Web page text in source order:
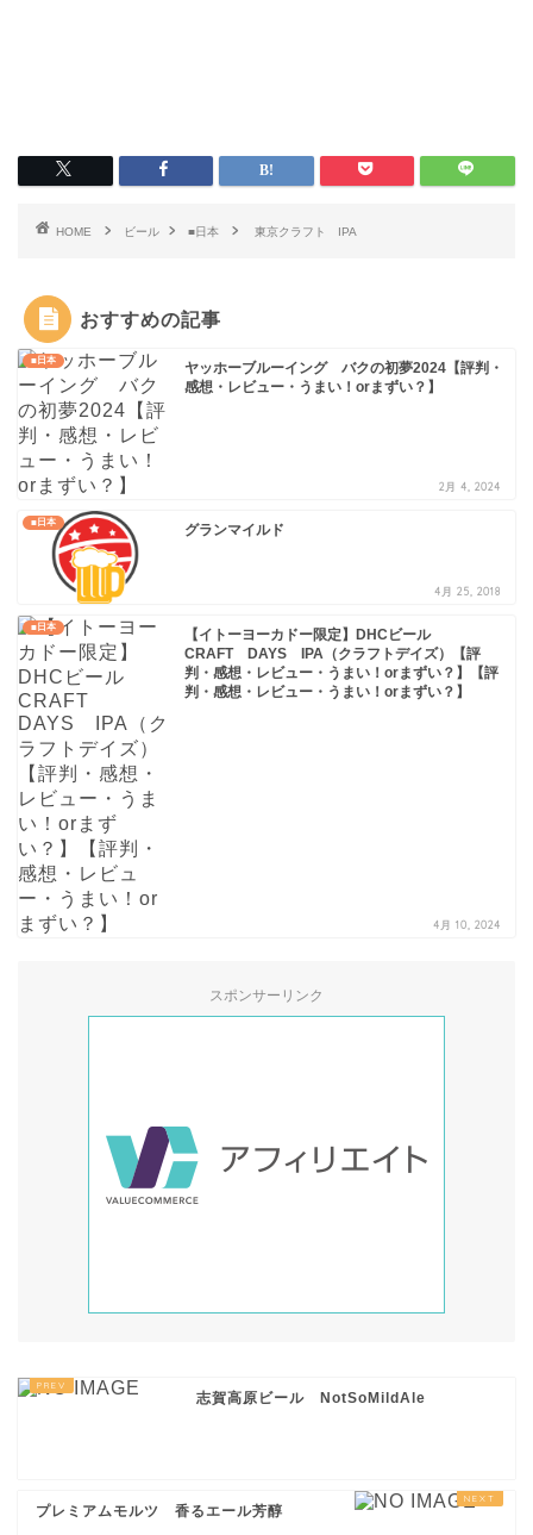
HOME ビール ■日本 東京クラフト IPA
おすすめの記事
■日本
ヤッホーブルーイング バクの初夢2024【評判・
感想・レビュー・うまい！orまずい？】
2月 4, 2024
■日本 グランマイルド
4月 25, 2018
■日本
【イトーヨーカドー限定】DHCビール
CRAFT DAYS IPA（クラフトデイズ）【評
判・感想・レビュー・うまい！orまずい？】【評
判・感想・レビュー・うまい！orまずい？】
4月 10, 2024
スポンサーリンク
志賀高原ビール NotSoMildAle
プレミアムモルツ 香るエール芳醇